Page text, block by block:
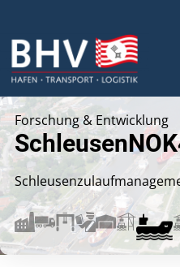
Forschung & Entwicklung